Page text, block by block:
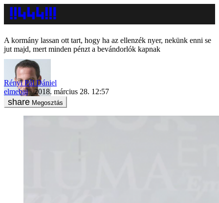
A kormány lassan ott tart, hogy ha az ellenzék nyer, nekünk enni se
jut majd, mert minden pénzt a bevándorlók kapnak
Rényi Pál Dániel
elmebaj
2018. március 28. 12:57
Megosztás